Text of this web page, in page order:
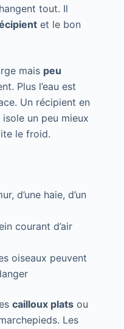
tout. Il
et le bon
mais peu
Plus l’eau est
Un récipient en
un peu mieux
le froid.
d’une haie, d’un
courant d’air
oiseaux peuvent
cailloux plats ou
Les